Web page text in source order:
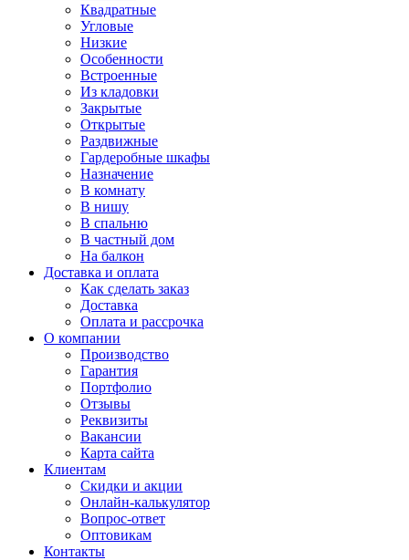
Квадратные
Угловые
Низкие
Особенности
Встроенные
Из кладовки
Закрытые
Открытые
Раздвижные
Гардеробные шкафы
Назначение
В комнату
В нишу
В спальню
В частный дом
На балкон
Доставка и оплата
Как сделать заказ
Доставка
Оплата и рассрочка
О компании
Производство
Гарантия
Портфолио
Отзывы
Реквизиты
Вакансии
Карта сайта
Клиентам
Скидки и акции
Онлайн-калькулятор
Вопрос-ответ
Оптовикам
Контакты